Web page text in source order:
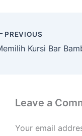
PREVIOUS
Leave a
Your email